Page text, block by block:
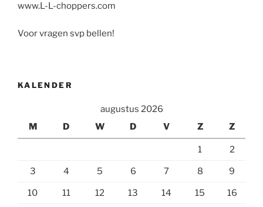
www.L-L-choppers.com
Voor vragen svp bellen!
KALENDER
augustus 2026
M
D W D V Z Z
1 2
3 4 5 6 7 8 9
10 11 12 13 14 15 16